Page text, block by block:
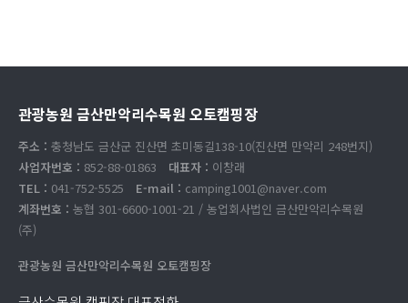
관광농원 금산만악리수목원 오토캠핑장
주소 : 충청남도 금산군 진산면 초미동길138-10(진산면 만악리 248번지)
사업자번호 : 852-88-01863 대표자 : 이창래
TEL : 041-752-5525 E-mail : camping1001@naver.com
계좌번호 : 농협 301-6600-1001-21 / 농업회사법인 금산만악리수목원
(주)
관광농원 금산만악리수목원 오토캠핑장